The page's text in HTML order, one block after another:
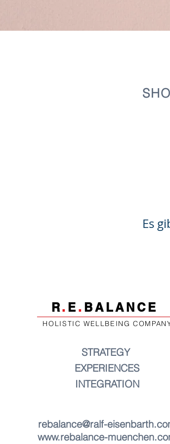
Es
R. E . BALANCE
HOLISTIC WELLBEING
STRATEGY
EXPERIENCES
INTEGRATION
rebalance@ralf-
www.rebalance-